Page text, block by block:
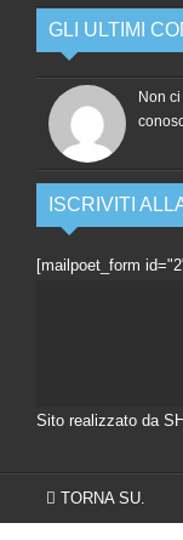
GLI ULTIMI
Non
ISCRIVITI
[mailpoet_form
Sito realizzato da
TORNA SU.